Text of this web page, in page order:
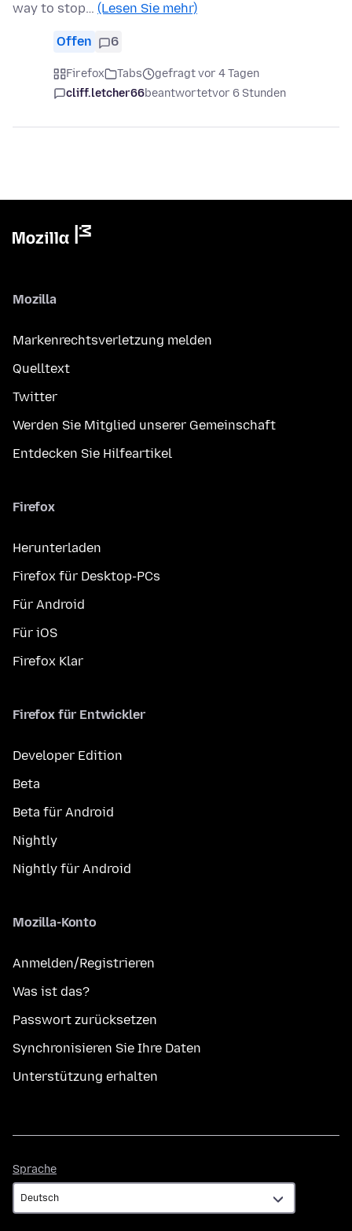
way to stop… (Lesen Sie mehr)
Offen 6
Firefox Tabs
gefragt vor 4 Tagen
cliff.letcher66beantwortetvor 6 Stunden
Mozilla
Markenrechtsverletzung melden
Quelltext
Twitter
Werden Sie Mitglied unserer Gemeinschaft
Entdecken Sie Hilfeartikel
Firefox
Herunterladen
Firefox für Desktop-PCs
Für Android
Für iOS
Firefox Klar
Firefox für Entwickler
Developer Edition
Beta
Beta für Android
Nightly
Nightly für Android
Mozilla-Konto
Anmelden/Registrieren
Was ist das?
Passwort zurücksetzen
Synchronisieren Sie Ihre Daten
Unterstützung erhalten
Sprache